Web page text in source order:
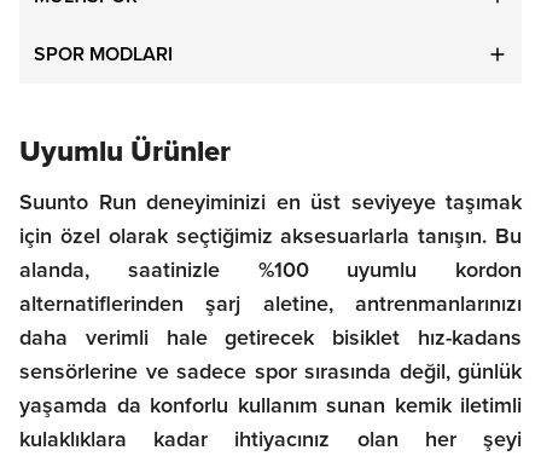
SPOR MODLARI
Uyumlu Ürünler
Suunto Run deneyiminizi en üst seviyeye taşımak
için özel olarak seçtiğimiz aksesuarlarla tanışın. Bu
alanda, saatinizle %100 uyumlu kordon
alternatiflerinden şarj aletine, antrenmanlarınızı
daha verimli hale getirecek bisiklet hız-kadans
sensörlerine ve sadece spor sırasında değil, günlük
yaşamda da konforlu kullanım sunan kemik iletimli
kulaklıklara kadar ihtiyacınız olan her şeyi